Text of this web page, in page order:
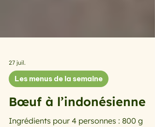
27 juil.
Les menus de la semaine